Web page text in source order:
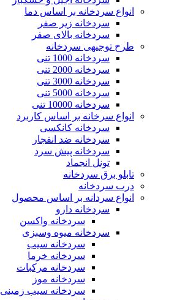
سایت گلس
پوسته کر درایر
هیت اکسچنجر
انواع سردخانه بر اساس دما
سردخانه زیر صفر
سردخانه بالای صفر
طرح توجیهی سردخانه
سردخانه 1000 تنی
سردخانه 2000 تنی
سردخانه 3000 تنی
سردخانه 5000 تنی
سردخانه 10000 تنی
انواع سرخانه بر اساس کاربرد
سردخانه کانکسی
سردخانه ضد انفجار
سردخانه پیش سرد
تونل انجماد
تابلو برق سردخانه
درب سردخانه
انواع سردانه بر اساس محصول
سردخانه دارو
سردخانه واکسن
سردخانه میوه وسبزی
سردخانه سیب
سردخانه خرما
سردخانه مرکبات
سردخانه موز
سردخانه سیب زمینی